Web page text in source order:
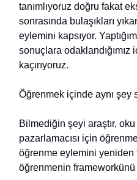
tanımlıyoruz doğru fakat
sonrasında bulaşıkları
eylemini kapsıyor.
sonuçlara odaklandığımız
kaçırıyoruz.
Öğrenmek içinde aynı şey
Bilmediğin şeyi araştır,
pazarlamacısı için
öğrenme eylemini yeniden
öğrenmenin frameworkünü